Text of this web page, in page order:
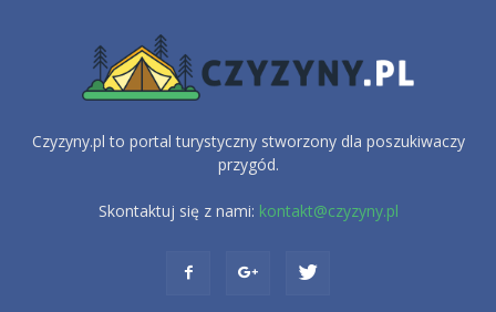
Czyzyny.pl to portal turystyczny stworzony dla poszukiwaczy
przygód.
Skontaktuj się z nami: kontakt@czyzyny.pl